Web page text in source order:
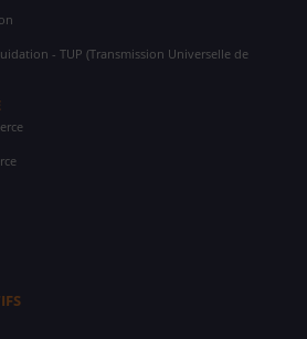
- TUP (Transmission Universelle de